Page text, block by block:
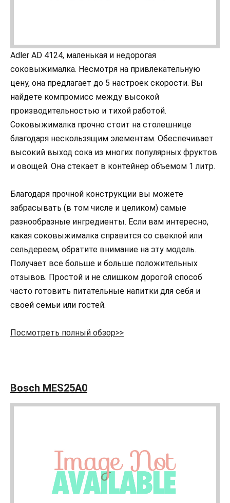
Adler AD 4124, маленькая и недорогая
соковыжималка. Несмотря на привлекательную
цену, она предлагает до 5 настроек скорости. Вы
найдете компромисс между высокой
производительностью и тихой работой.
Соковыжималка прочно стоит на столешнице
благодаря нескользящим элементам. Обеспечивает
высокий выход сока из многих популярных фруктов
и овощей. Она стекает в контейнер объемом 1 литр.
Благодаря прочной конструкции вы можете
забрасывать (в том числе и целиком) самые
разнообразные ингредиенты. Если вам интересно,
какая соковыжималка справится со свеклой или
сельдереем, обратите внимание на эту модель.
Получает все больше и больше положительных
отзывов. Простой и не слишком дорогой способ
часто готовить питательные напитки для себя и
своей семьи или гостей.
Посмотреть полный обзор>>
Bosch MES25A0